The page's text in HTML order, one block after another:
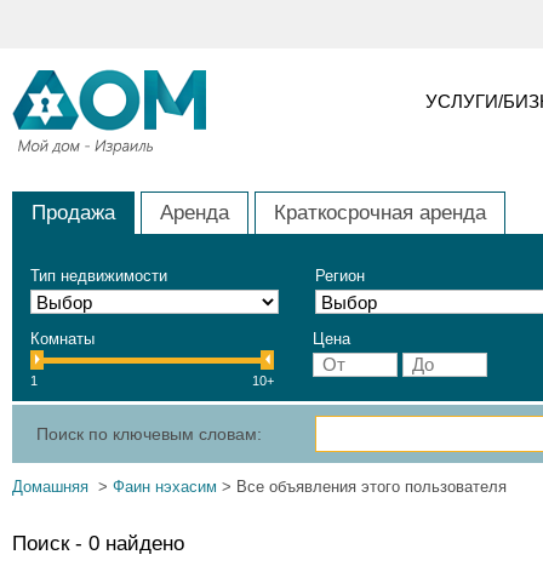
УСЛУГИ/
Продажа Аренда Краткосрочная аренда
Тип недвижимости Регион
Комнаты
1 10+
Цена
Поиск по ключевым словам:
Домашняя > Фаин нэхасим > Все объявления этого пользователя
Поиск - 0 найдено